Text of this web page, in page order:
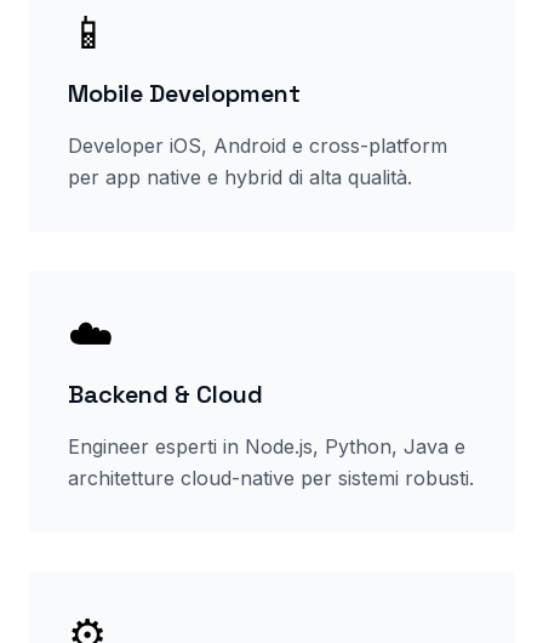
📱
Mobile Development
Developer iOS, Android e cross-platform
per app native e hybrid di alta qualità.
☁️
Backend & Cloud
Engineer esperti in Node.js, Python, Java e
architetture cloud-native per sistemi robusti.